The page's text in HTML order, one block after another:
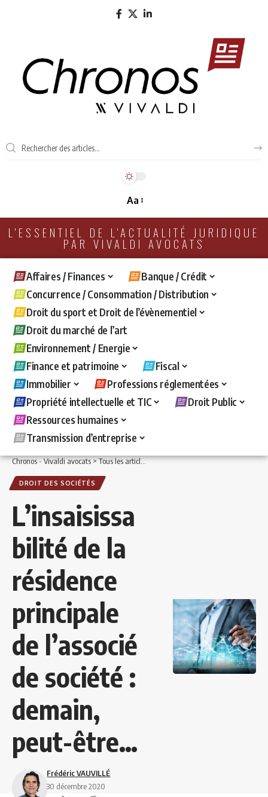
Aa
L'ESSENTIEL DE L'ACTUALITÉ JURIDIQUE
PAR VIVALDI AVOCATS
Affaires / Finances
Banque / Crédit
Concurrence / Consommation / Distribution
Droit du sport et Droit de l’évènementiel
Droit du marché de l’art
Environnement / Energie
Finance et patrimoine
Fiscal
Immobilier
Professions réglementées
Propriété intellectuelle et TIC
Droit Public
Ressources humaines
Transmission d’entreprise
Chronos - Vivaldi avocats>Tous les articles >Affaires / Finances>Droit des
DROIT DES SOCIÉTÉS
L’insaisissa
bilité de la
résidence
principale
de l’associé
de société :
demain,
peut-être…
Frédéric VAUVILLÉ
30 décembre 2020